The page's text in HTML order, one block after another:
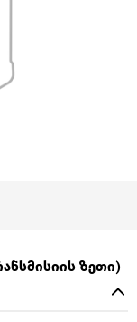
ზეთი)